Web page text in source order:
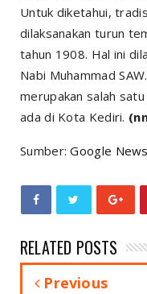
Untuk diketahui,
dilaksanakan turun
tahun 1908. Hal ini
Nabi Muhammad
merupakan salah
ada di Kota Kediri.
Sumber:Google News
RELATED POSTS
Previous